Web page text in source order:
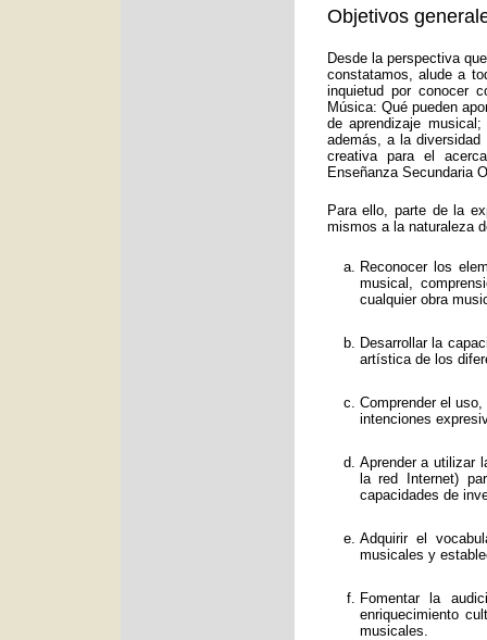
Objetivos
Desde la perspectiva
constatamos, alude a
inquietud por conocer
Música: Qué pueden
de aprendizaje
además, a la
creativa para el
Enseñanza Secundaria
Para ello, parte de la
mismos a la naturaleza
Reconocer los
musical,
cualquier obra
Desarrollar la
artística de los
Comprender el
intenciones
Aprender a utilizar
la red Internet)
capacidades de
Adquirir el
musicales y
Fomentar la
enriquecimiento
musicales.